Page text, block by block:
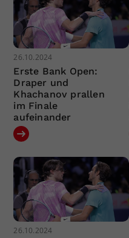
26.10.2024
Erste Bank Open:
Draper und
Khachanov prallen
im Finale
aufeinander
26.10.2024